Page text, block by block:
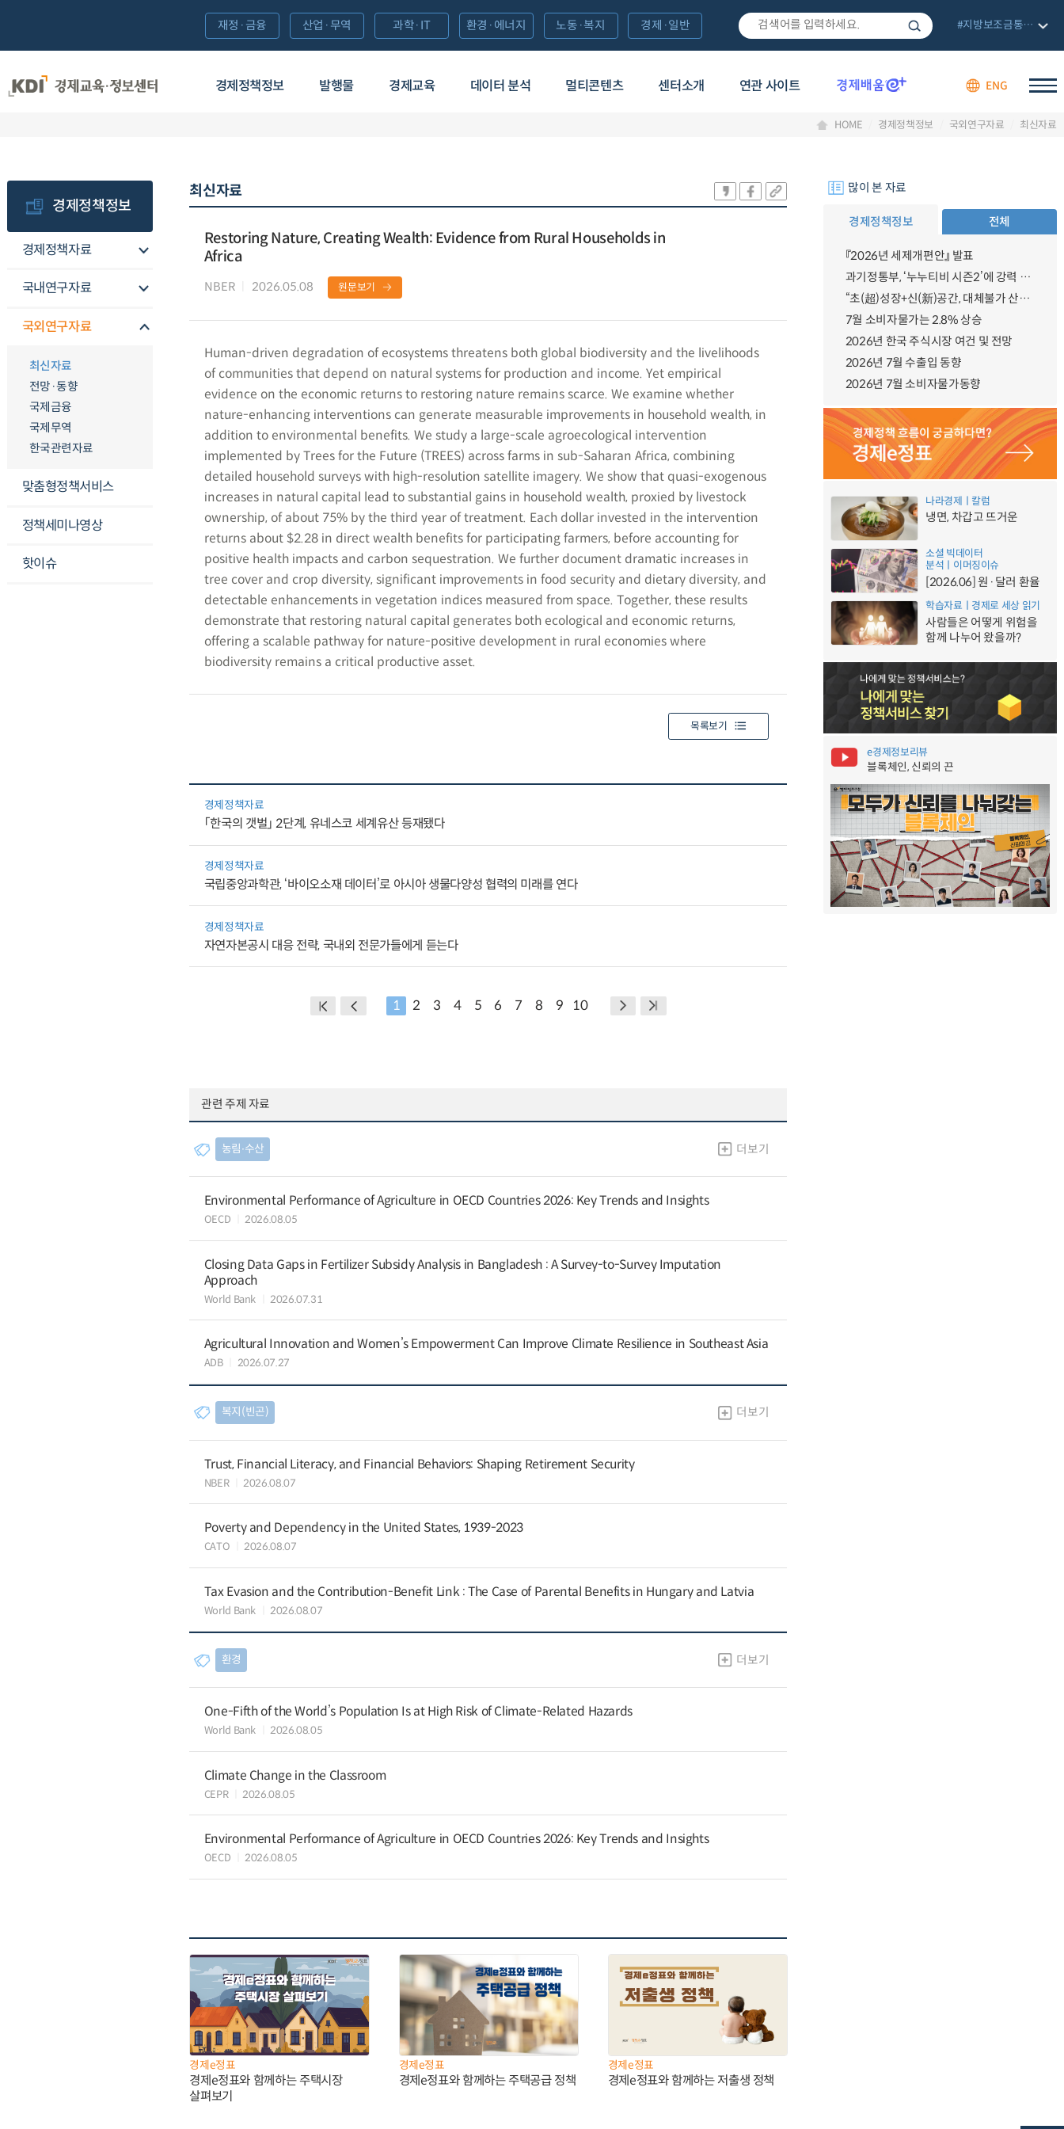
경제정책정보 발행물 경제교육 데이터 분석 멀티콘텐츠 센터소개 연관 사이트 ENG
재정·금융 산업·무역 과학·IT 환경·에너지 노동·복지 경제·일반 #지방보조금통합관리망
HOME 경제정책정보 국외연구자료 최신자료
경제정책정보
경제정책자료
국내연구자료
국외연구자료
최신자료
전망·동향
국제금융
국제무역
한국관련자료
맞춤형정책서비스
정책세미나영상
핫이슈
최신자료
Restoring Nature, Creating Wealth: Evidence from Rural Households in
Africa
NBER 2026.05.08 원문보기
Human-driven degradation of ecosystems threatens both global biodiversity and the livelihoods
of communities that depend on natural systems for production and income. Yet empirical
evidence on the economic returns to restoring nature remains scarce. We examine whether
nature-enhancing interventions can generate measurable improvements in household wealth, in
addition to environmental benefits. We study a large-scale agroecological intervention
implemented by Trees for the Future (TREES) across farms in sub-Saharan Africa, combining
detailed household surveys with high-resolution satellite imagery. We show that quasi-exogenous
increases in natural capital lead to substantial gains in household wealth, proxied by livestock
ownership, of about 75% by the third year of treatment. Each dollar invested in the intervention
returns about $2.28 in direct wealth benefits for participating farmers, before accounting for
positive health impacts and carbon sequestration. We further document dramatic increases in
tree cover and crop diversity, significant improvements in food security and dietary diversity, and
detectable enhancements in vegetation indices measured from space. Together, these results
demonstrate that restoring natural capital generates both ecological and economic returns,
offering a scalable pathway for nature-positive development in rural economies where
biodiversity remains a critical productive asset.
목록보기
경제정책자료
「한국의 갯벌」 2단계, 유네스코 세계유산 등재됐다
경제정책자료
국립중앙과학관, ‘바이오소재 데이터’로 아시아 생물다양성 협력의 미래를 연다
경제정책자료
자연자본공시 대응 전략, 국내외 전문가들에게 듣는다
1 2 3 4 5 6 7 8 9 10
관련 주제 자료
농림∙수산 더보기
Environmental Performance of Agriculture in OECD Countries 2026: Key Trends and Insights
OECD 2026.08.05
Closing Data Gaps in Fertilizer Subsidy Analysis in Bangladesh : A Survey-to-Survey Imputation
Approach
World Bank 2026.07.31
Agricultural Innovation and Women’s Empowerment Can Improve Climate Resilience in Southeast Asia
ADB 2026.07.27
복지(빈곤) 더보기
Trust, Financial Literacy, and Financial Behaviors: Shaping Retirement Security
NBER 2026.08.07
Poverty and Dependency in the United States, 1939-2023
CATO 2026.08.07
Tax Evasion and the Contribution-Benefit Link : The Case of Parental Benefits in Hungary and Latvia
World Bank 2026.08.07
환경 더보기
One-Fifth of the World’s Population Is at High Risk of Climate-Related Hazards
World Bank 2026.08.05
Climate Change in the Classroom
CEPR 2026.08.05
Environmental Performance of Agriculture in OECD Countries 2026: Key Trends and Insights
OECD 2026.08.05
경제e정표
경제e정표와 함께하는 주택시장
살펴보기
경제e정표
경제e정표와 함께하는 주택공급 정책
경제e정표
경제e정표와 함께하는 저출생 정책
많이 본 자료
경제정책정보 전체
『2026년 세제개편안』 발표
과기정통부, ‘누누티비 시즌2’에 강력 대응 의지 밝혀
“초(超)성장+신(新)공간, 대체불가 산업강국”
7월 소비자물가는 2.8% 상승
2026년 한국 주식시장 여건 및 전망
2026년 7월 수출입 동향
2026년 7월 소비자물가동향
나라경제ㅣ칼럼
냉면, 차갑고 뜨거운
소셜 빅데이터
분석ㅣ이머징이슈
[2026.06] 원·달러 환율
학습자료ㅣ경제로 세상 읽기
사람들은 어떻게 위험을
함께 나누어 왔을까?
e경제정보리뷰
블록체인, 신뢰의 끈